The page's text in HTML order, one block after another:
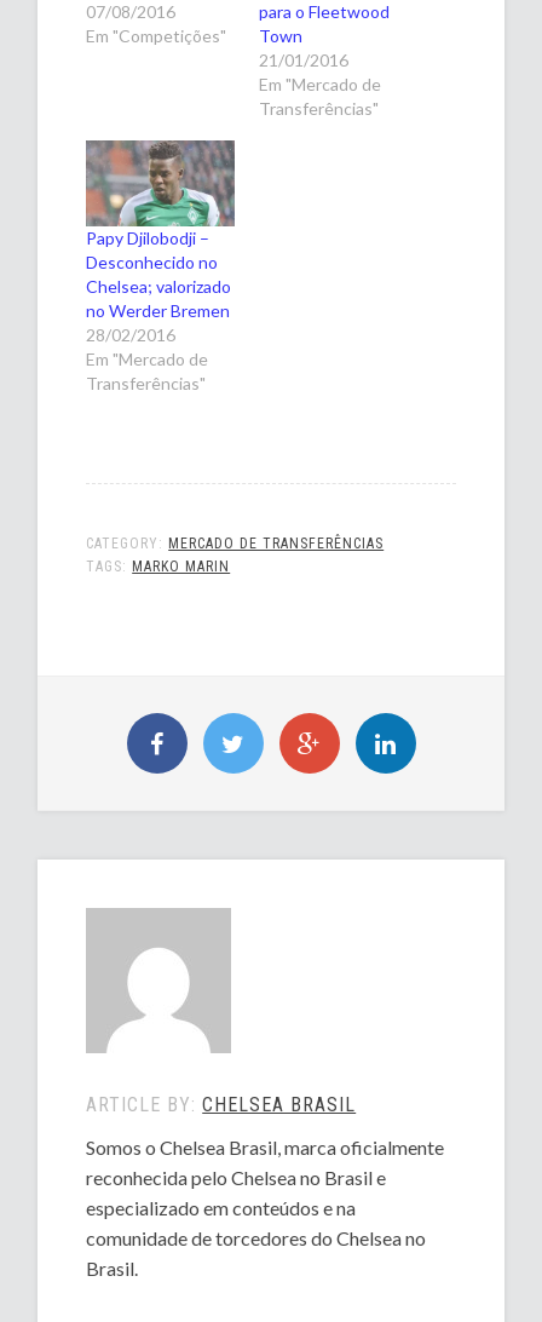
07/08/2016
Em "Competições"
para o Fleetwood
Town
21/01/2016
Em "Mercado de
Transferências"
Papy Djilobodji –
Desconhecido no
Chelsea; valorizado
no Werder Bremen
28/02/2016
Em "Mercado de
Transferências"
CATEGORY: MERCADO DE TRANSFERÊNCIAS
TAGS: MARKO MARIN
ARTICLE BY:CHELSEA BRASIL
Somos o Chelsea Brasil, marca oficialmente
reconhecida pelo Chelsea no Brasil e
especializado em conteúdos e na
comunidade de torcedores do Chelsea no
Brasil.